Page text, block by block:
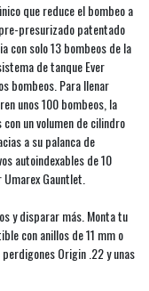
que reduce el bombeo a
presurizado patentado
con solo 13 bombeos de la
de tanque Ever
bombeos. Para llenar
unos 100 bombeos, la
un volumen de cilindro
a su palanca de
autoindexables de 10
Gauntlet.
y disparar más. Monta tu
con anillos de 11 mm o
Origin .22 y unas